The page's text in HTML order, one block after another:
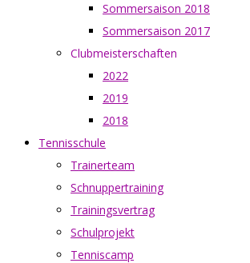
Sommersaison 2018
Sommersaison 2017
Clubmeisterschaften
2022
2019
2018
Tennisschule
Trainerteam
Schnuppertraining
Trainingsvertrag
Schulprojekt
Tenniscamp